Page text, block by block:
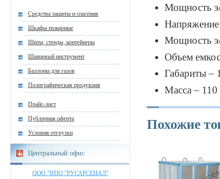
Средства защиты и спасения
Шкафы пожарные
Щиты, стенды, контейнеры
Шанцевый инструмент
Баллоны для газов
Полиграфическая продукция
Прайс-лист
Публичная оферта
Условия отгрузки
Центральный офис
ООО "НПО "РУСАРСЕНАЛ"
Мощность э/
Мощность э/
Объем
Габариты –
Масса – 110
Похожие